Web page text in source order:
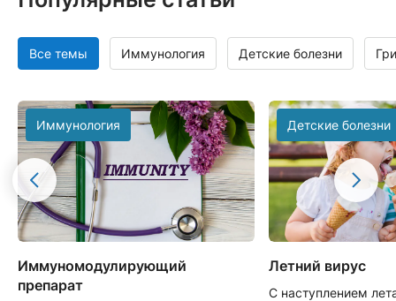
Все темы Иммунология Детские болезни
Иммунология
Иммуномодулирующий
препарат
Детские болезни
Летний вирус
С наступлением